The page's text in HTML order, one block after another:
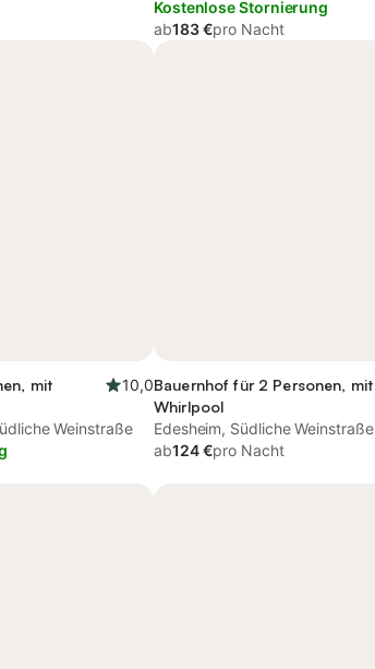
Südwestpfalz
Kostenlose Stornierung
ab183 €pro Nacht
mit
10,0
Weinstraße
Bauernhof für 2 Personen, mit
Whirlpool
Edesheim, Südliche Weinstraße
ab124 €pro Nacht